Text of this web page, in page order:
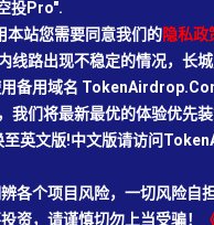
投Pro".
站您需要同意我们的隐私政
线路出现不稳定的情况，长
备用域名
们将最新最优的体验优先装
英文版!中文版请访问
各个项目风险，一切风险自
资，请谨慎切勿上当受骗！